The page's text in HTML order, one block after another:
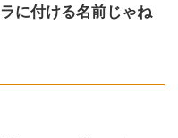
に付ける名前じゃね